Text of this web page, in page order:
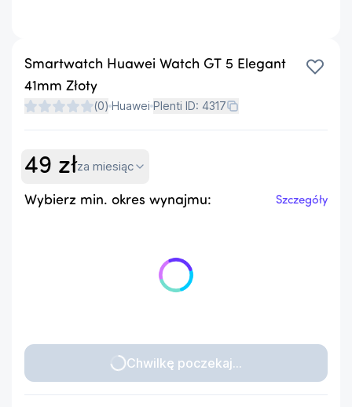
Smartwatch Huawei Watch GT 5 Elegant
41mm Złoty
(0) Huawei Plenti ID: 4317
49 złza miesiąc
Wybierz min. okres wynajmu: Szczegóły
Chwilkę poczekaj...